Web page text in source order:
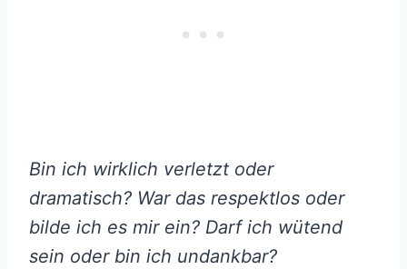
Bin ich wirklich verletzt oder
dramatisch? War das respektlos oder
bilde ich es mir ein? Darf ich wütend
sein oder bin ich undankbar?